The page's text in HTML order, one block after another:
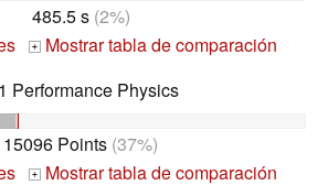
485.5 s(2%)
+
Mostrar tabla de comparación
Performance Physics
15096 Points (37%)
+
Mostrar tabla de comparación